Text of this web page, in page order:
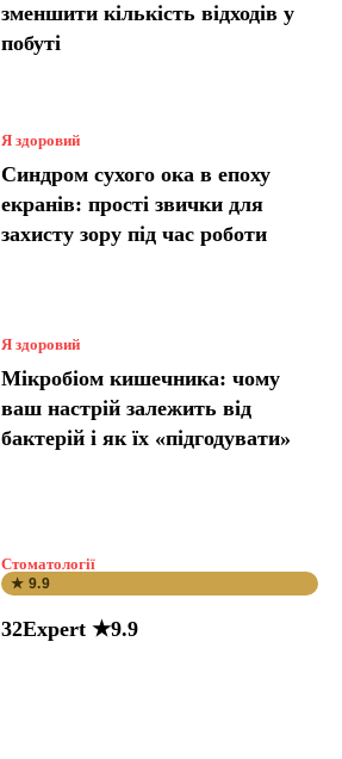
зменшити кількість відходів у
побуті
Я здоровий
Синдром сухого ока в епоху
екранів: прості звички для
захисту зору під час роботи
Я здоровий
Мікробіом кишечника: чому
ваш настрій залежить від
бактерій і як їх «підгодувати»
Стоматології
★ 9.9
32Expert ★9.9